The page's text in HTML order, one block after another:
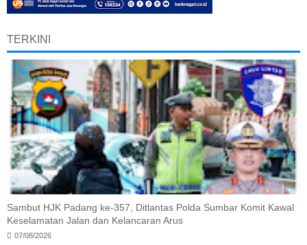
TERKINI
Sambut HJK Padang ke-357, Ditlantas Polda Sumbar Komit Kawal
Keselamatan Jalan dan Kelancaran Arus
07/08/2026